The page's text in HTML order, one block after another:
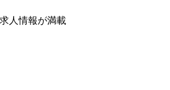
人情報が満載